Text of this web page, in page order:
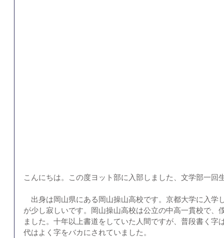
こんにちは。この度ヨット部に入部しました、文学部一回
出身は岡山県にある岡山操山高校です。京都大学に入学
が少し寂しいです。岡山操山高校は公立の中高一貫校で、
ました。十年以上書道をしていた人間ですが、普段書く字
代はよく字をバカにされていました。